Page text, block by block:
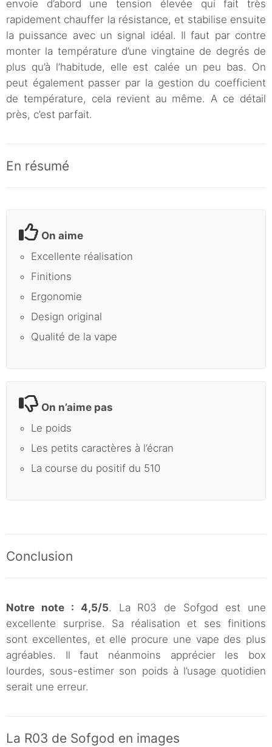
envoie d’abord une tension élevée qui fait très
rapidement chauffer la résistance, et stabilise ensuite
la puissance avec un signal idéal. Il faut par contre
monter la température d’une vingtaine de degrés de
plus qu’à l’habitude, elle est calée un peu bas. On
peut également passer par la gestion du coefficient
de température, cela revient au même. A ce détail
près, c’est parfait.
En résumé
On aime
Excellente réalisation
Finitions
Ergonomie
Design original
Qualité de la vape
On n’aime pas
Le poids
Les petits caractères à l’écran
La course du positif du 510
Conclusion
Notre note : 4,5/5. La R03 de Sofgod est une
excellente surprise. Sa réalisation et ses finitions
sont excellentes, et elle procure une vape des plus
agréables. Il faut néanmoins apprécier les box
lourdes, sous-estimer son poids à l’usage quotidien
serait une erreur.
La R03 de Sofgod en images